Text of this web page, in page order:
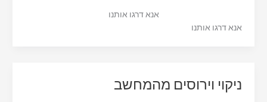
אנא דרגו אותנו
אנא דרגו אותנו
ניקוי וירוסים מהמחשב